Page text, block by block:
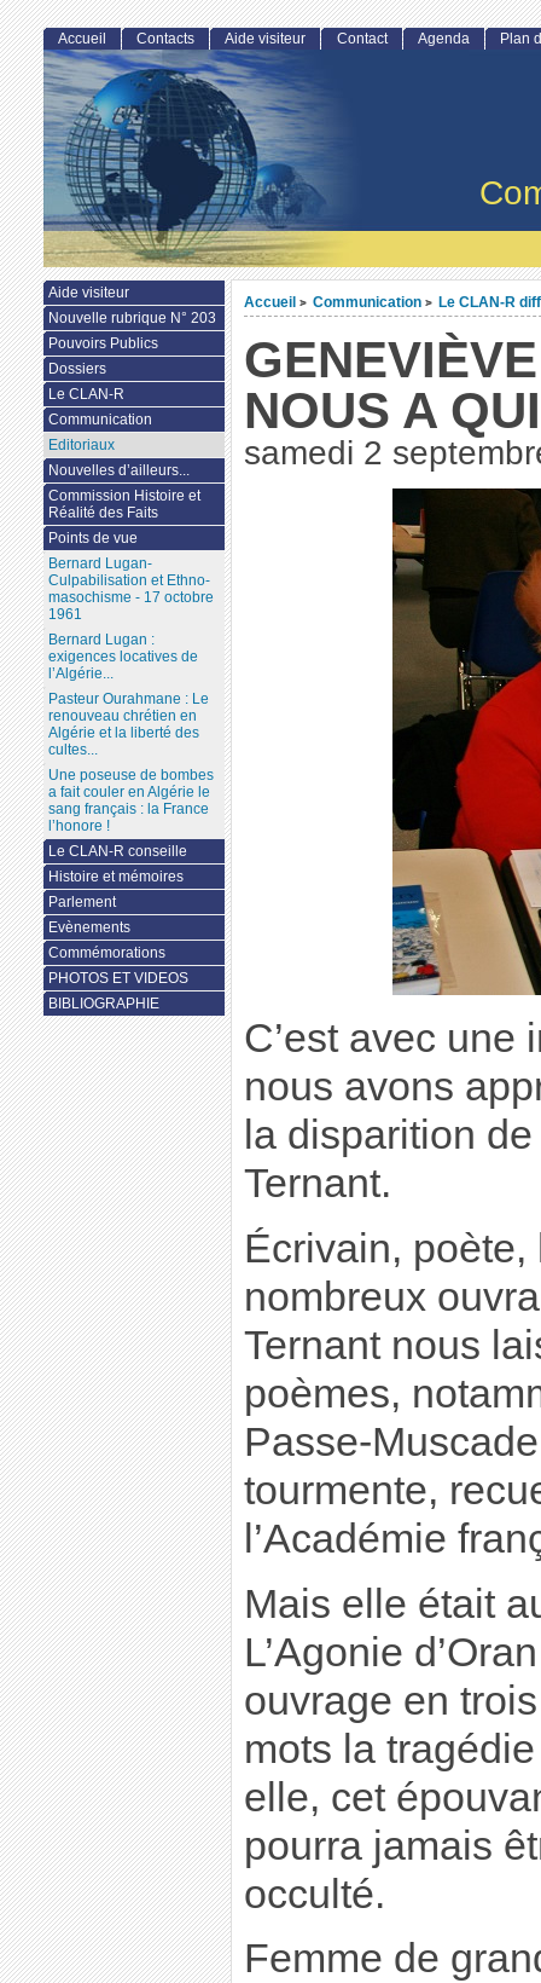
Accueil > Communication > Le CLAN-R
NOUS A
samedi 2
C’est avec une
nous avons
la disparition
Ternant.
Écrivain,
nombreux
Ternant nous
poèmes,
Passe-
tourmente,
l’Académie
Mais elle était
L’Agonie
ouvrage en
mots la
elle, cet
pourra jamais
occulté.
Femme de
Accueil Contacts Aide visiteur Contact Agenda Plan
Aide visiteur
Nouvelle rubrique N° 203
Pouvoirs Publics
Dossiers
Le CLAN-R
Communication
Editoriaux
Nouvelles d’ailleurs...
Commission Histoire et
Réalité des Faits
Points de vue
Bernard Lugan-
Culpabilisation et Ethno-
masochisme - 17 octobre
1961
Bernard Lugan :
exigences locatives de
l’Algérie...
Pasteur Ourahmane : Le
renouveau chrétien en
Algérie et la liberté des
cultes...
Une poseuse de bombes
a fait couler en Algérie le
sang français : la France
l’honore !
Le CLAN-R conseille
Histoire et mémoires
Parlement
Evènements
Commémorations
PHOTOS ET VIDEOS
BIBLIOGRAPHIE